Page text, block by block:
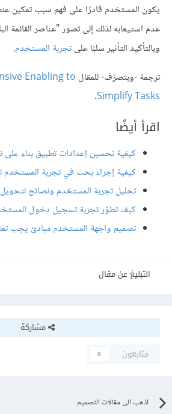
يكون المستخدم قادرًا على فهم سبب تمكين
عدم استيعابه لذلك إلى تصور "عناصر القائمة
وبالتأكيد التأثير سلبًا علىتجربة المستخدم.
ترجمة -وبتصرّف- للمقال Enabling to
Simplify Tasks
.
اقرأ أيضًا
كيفية تحسين إعدادات تطبيق بناء على
كيفية إجراء بحث في تجربة
تحليل تجربة المستخدم ونصائح لتحويل
كيف تطوّر تجربة تسجيل دخول
تصميم واجهة المستخدم مبادئ يجب
التبليغ عن مقال
مشاركة
متابعون
0
اذهب الى مقالات التصميم